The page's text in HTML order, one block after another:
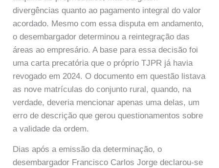
divergências quanto ao pagamento integral do valor
acordado. Mesmo com essa disputa em andamento,
o desembargador determinou a reintegração das
áreas ao empresário. A base para essa decisão foi
uma carta precatória que o próprio TJPR já havia
revogado em 2024. O documento em questão listava
as nove matrículas do conjunto rural, quando, na
verdade, deveria mencionar apenas uma delas, um
erro de descrição que gerou questionamentos sobre
a validade da ordem.
Dias após a emissão da determinação, o
desembargador Francisco Carlos Jorge declarou-se